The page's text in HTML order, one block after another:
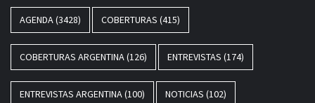
AGENDA(3428) COBERTURAS (415)
COBERTURAS ARGENTINA(126) ENTREVISTAS (174)
ENTREVISTAS ARGENTINA(100) NOTICIAS (102)